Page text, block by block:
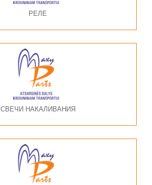
РЕЛЕ
СВЕЧИ НАКАЛИВАНИЯ